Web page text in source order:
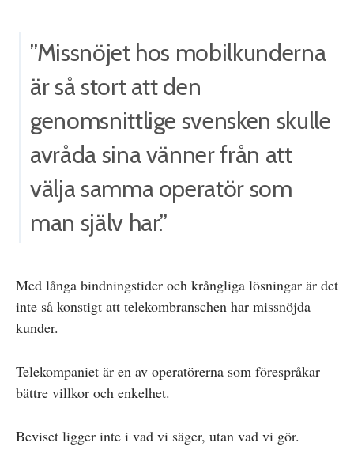
”Missnöjet hos mobilkunderna
är så stort att den
genomsnittlige svensken skulle
avråda sina vänner från att
välja samma operatör som
man själv har.”
Med långa bindningstider och krångliga lösningar är det
inte så konstigt att telekombranschen har missnöjda
kunder.
Telekompaniet är en av operatörerna som förespråkar
bättre villkor och enkelhet.
Beviset ligger inte i vad vi säger, utan vad vi gör.